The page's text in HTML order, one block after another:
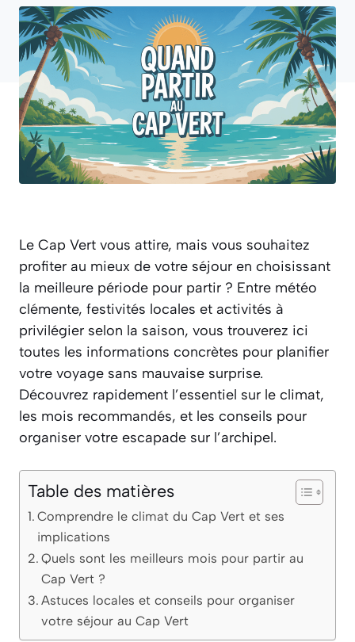
Le Cap Vert vous attire, mais vous souhaitez
profiter au mieux de votre séjour en choisissant
la meilleure période pour partir ? Entre météo
clémente, festivités locales et activités à
privilégier selon la saison, vous trouverez ici
toutes les informations concrètes pour planifier
votre voyage sans mauvaise surprise.
Découvrez rapidement l’essentiel sur le climat,
les mois recommandés, et les conseils pour
organiser votre escapade sur l’archipel.
Table des matières
Comprendre le climat du Cap Vert et ses
implications
Quels sont les meilleurs mois pour partir au
Cap Vert ?
Astuces locales et conseils pour organiser
votre séjour au Cap Vert